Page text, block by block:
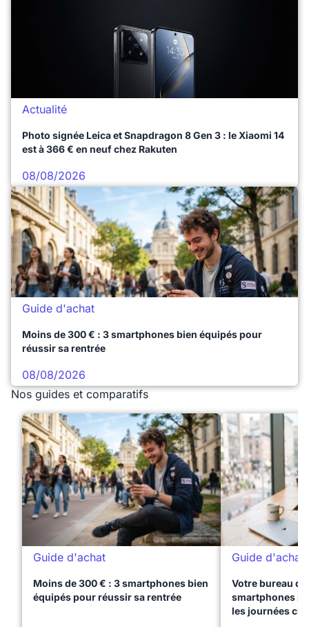
Actualité
Photo signée Leica et Snapdragon 8 Gen 3 : le Xiaomi 14
est à 366 € en neuf chez Rakuten
08/08/2026
Guide d'achat
Moins de 300 € : 3 smartphones bien équipés pour
réussir sa rentrée
08/08/2026
Nos guides et comparatifs
Guide d'achat
Moins de 300 € : 3 smartphones bien
équipés pour réussir sa rentrée
Guide d'achat
Votre bureau
smartphones
les journées